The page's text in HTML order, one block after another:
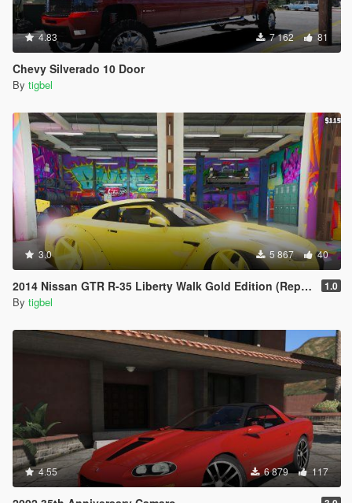
4.83 7 162 81
Chevy Silverado 10 Door
By tigbel
3.0 5 867 40
2014 Nissan GTR R-35 Liberty Walk Gold Edition (Replace) 1.0
By tigbel
4.55 6 879 117